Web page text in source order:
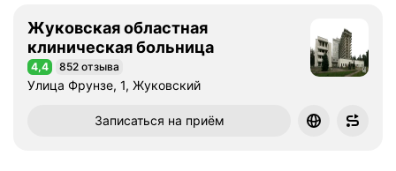
Жуковская областная
клиническая больница
Рейтинг 4,4 из 5
4,4 852 отзыва
Улица Фрунзе, 1, Жуковский
Записаться на приём